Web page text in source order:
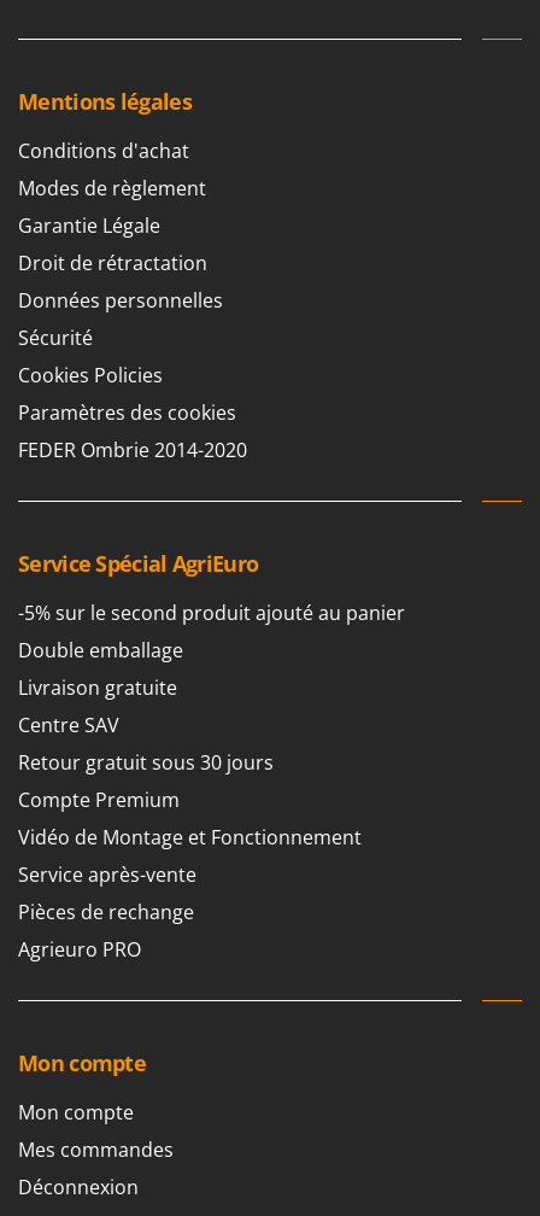
Mentions légales
Conditions d'achat
Modes de règlement
Garantie Légale
Droit de rétractation
Données personnelles
Sécurité
Cookies Policies
Paramètres des cookies
FEDER Ombrie 2014-2020
Service Spécial AgriEuro
-5% sur le second produit ajouté au panier
Double emballage
Livraison gratuite
Centre SAV
Retour gratuit sous 30 jours
Compte Premium
Vidéo de Montage et Fonctionnement
Service après-vente
Pièces de rechange
Agrieuro PRO
Mon compte
Mon compte
Mes commandes
Déconnexion